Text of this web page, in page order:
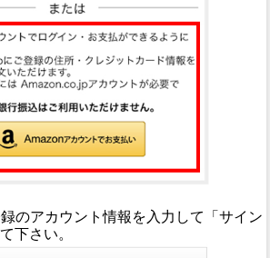
のアカウント情報を入力して「サイン
下さい。